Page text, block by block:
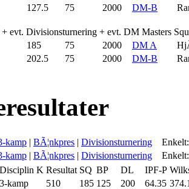
127.5 75 2000 DM-B
evt. Divisionsturnering + evt. DM Masters
185 75 2000 DM A
202.5 75 2000 DM-B
kamp | BÃ¦nkpres | Divisionsturnering
Enkelt:
kamp | BÃ¦nkpres | Divisionsturnering
Enkelt:
Disciplin K Resultat SQ BP DL IPF-P
3-kamp 510 185 125 200 64.35